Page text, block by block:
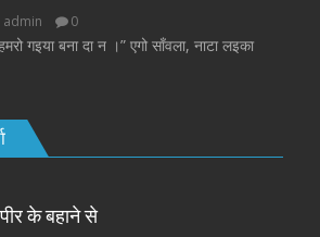
admin 0
गइया बना दा न ।” एगो साँवला, नाटा लइका
के बहाने से